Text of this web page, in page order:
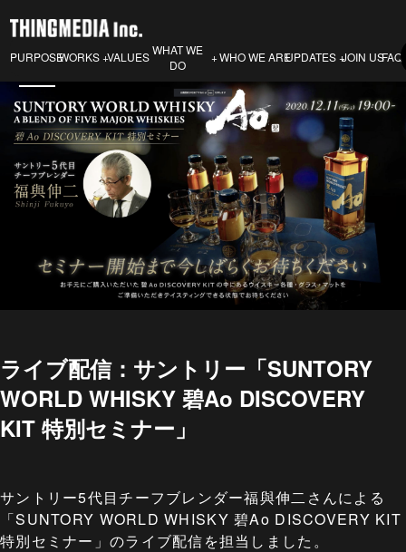
PURPOSEWORKS VALUES WHAT WE
DO
WHO WE AREUPDATES JOIN USFAQ
ライブ配信：サントリー「SUNTORY
WORLD WHISKY 碧Ao DISCOVERY
KIT 特別セミナー」
サントリー5代目チーフブレンダー福與伸二さんによる
「SUNTORY WORLD WHISKY 碧Ao DISCOVERY KIT
特別セミナー」のライブ配信を担当しました。